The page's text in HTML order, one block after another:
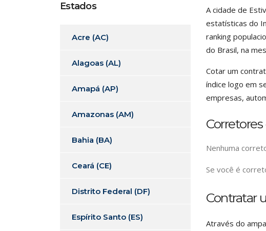
A cidade de
estatísticas do
ranking
do Brasil, na
Cotar um
índice logo em
empresas,
Nenhuma
Se você é
Contratar
Através do
Estados
Acre (AC)
Alagoas (AL)
Amapá (AP)
Amazonas (AM)
Bahia (BA)
Ceará (CE)
Distrito Federal (DF)
Espírito Santo (ES)